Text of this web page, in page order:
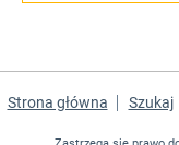
Strona główna Szukaj